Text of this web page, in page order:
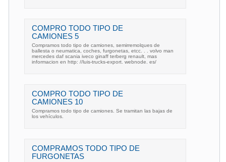
COMPRO TODO TIPO DE
CAMIONES 5
Compramos todo tipo de camiones, semirremolques de
ballesta o neumatica, coches, furgonetas, etcc. . . volvo man
mercedes daf scania iveco ginaff terberg renault, mas
informacion en http: //luis-trucks-export. webnode. es/
COMPRO TODO TIPO DE
CAMIONES 10
Compramos todo tipo de camiones. Se tramitan las bajas de
los vehículos.
COMPRAMOS TODO TIPO DE
FURGONETAS